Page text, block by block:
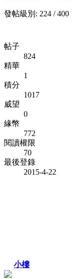
發帖級別: 224 / 400
帖子
824
精華
1
積分
1017
威望
0
緣幣
772
閱讀權限
70
最後登錄
2015-4-22
小樓